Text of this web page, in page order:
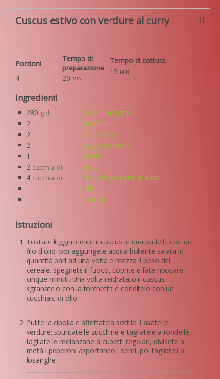
Cuscus estivo con verdure al curry
Porzioni
Tempo di
preparazione
4
20 min
Tempo di cottura
15 min
Ingredienti
280 g di
cuscus integrale
2
zucchine
2
melanzane
2
peperoni rosso
1
cipolla
2 cucchiai di
curry
4 cucchiai di
olio extravergine di oliva
sale
basilico
Istruzioni
Tostate leggermente il cuscus in una padella con un
filo d'olio, poi aggiungete acqua bollente salata in
quantità pari ad una volta e mezza il peso del
cereale. Spegnete il fuoco, coprite e fate riposare
cinque minuti. Una volta reidratato il cuscus,
sgranatelo con la forchetta e conditelo con un
cucchiaio di olio.
Pulite la cipolla e affettatela sottile. Lavate le
verdure: spuntate le zucchine e tagliatele a rondelle,
tagliate le melanzane a cubetti regolari, dividete a
metà i peperoni asportando i semi, poi tagliateli a
losanghe.